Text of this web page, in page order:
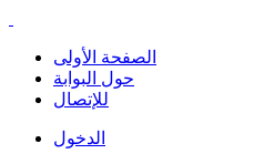
الصفحة الأولى
حول البوابة
للإتصال
الدخول